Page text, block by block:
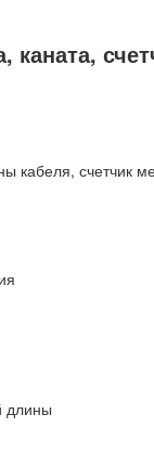
каната,
кабеля, счетчик
длины